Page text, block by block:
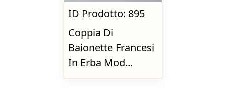
ID Prodotto: 895
Coppia Di
Baionette Francesi
In Erba Mod...